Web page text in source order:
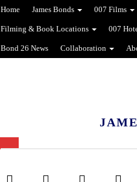
Home James Bonds 007 Films
Filming & Book Locations 007
Bond 26 News Collaboration